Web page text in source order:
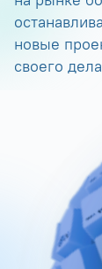
новые
своего